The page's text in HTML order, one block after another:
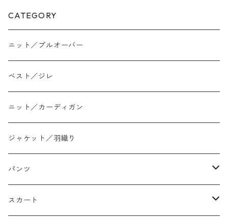
CATEGORY
ニット／プルオーバー
ベスト／ジレ
ニット／カーディガン
ジャケット／羽織り
パンツ
テーパード
スカート